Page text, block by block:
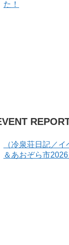
た！
（冷泉荘日記／
＆あおぞら市